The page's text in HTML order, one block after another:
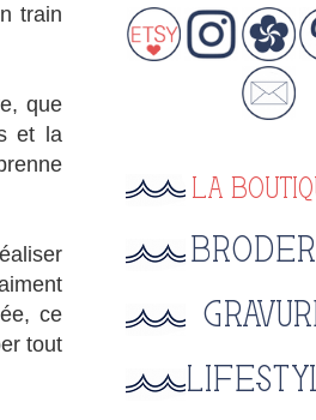
train
que
et la
ce
tout